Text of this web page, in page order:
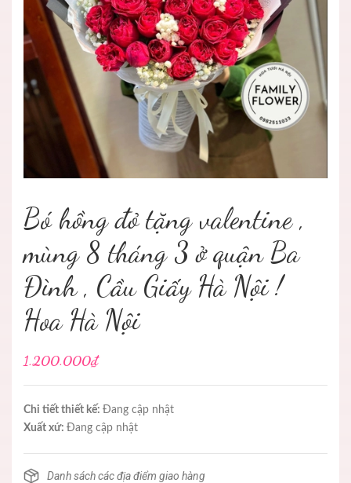
Bó hồng đỏ tặng valentine ,
mùng 8 tháng 3 ở quận Ba
Đình , Cầu Giấy Hà Nội !
Hoa Hà Nội
1.200.000₫
Chi tiết thiết kế: Đang cập nhật
Xuất xứ: Đang cập nhật
Danh sách các địa điểm giao hàng